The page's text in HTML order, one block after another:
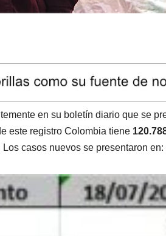
en su boletín diario que se
este registro Colombia tiene
Los casos nuevos se presentaron en: